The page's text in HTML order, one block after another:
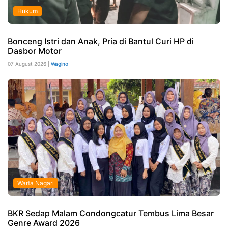
Hukum
Bonceng Istri dan Anak, Pria di Bantul Curi HP di
Dasbor Motor
07 August 2026 | Wagino
Warta Nagari
BKR Sedap Malam Condongcatur Tembus Lima Besar
Genre Award 2026